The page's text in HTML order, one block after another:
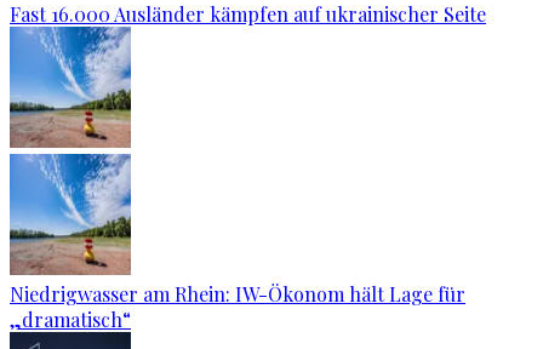
Fast 16.000 Ausländer kämpfen auf ukrainischer Seite
Niedrigwasser am Rhein: IW-Ökonom hält Lage für
„dramatisch“